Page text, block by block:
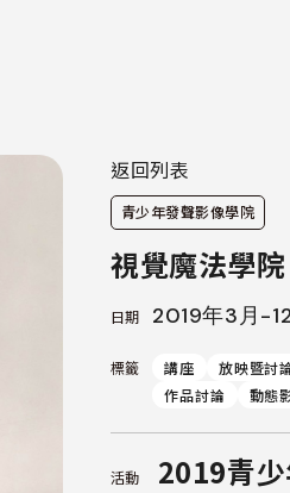
返回列表
青少年發聲影像學院
視覺魔法學
日期 2019年3月-
標籤 講座 放映暨討
作品討論
動態
活動 2019青